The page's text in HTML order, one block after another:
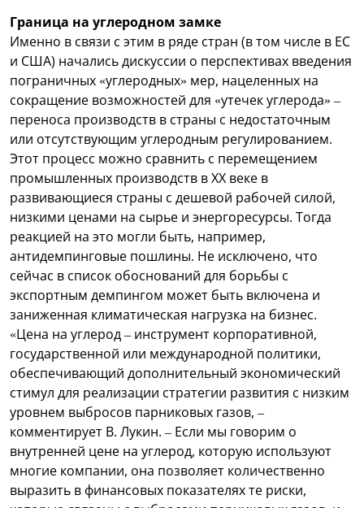
Граница на углеродном замке
Именно в связи с этим в ряде стран (в том числе в ЕС
и США) начались дискуссии о перспективах введения
пограничных «углеродных» мер, нацеленных на
сокращение возможностей для «утечек углерода» –
переноса производств в страны с недостаточным
или отсутствующим углеродным регулированием.
Этот процесс можно сравнить с перемещением
промышленных производств в XX веке в
развивающиеся страны с дешевой рабочей силой,
низкими ценами на сырье и энергоресурсы. Тогда
реакцией на это могли быть, например,
антидемпинговые пошлины. Не исключено, что
сейчас в список обоснований для борьбы с
экспортным демпингом может быть включена и
заниженная климатическая нагрузка на бизнес.
«Цена на углерод – инструмент корпоративной,
государственной или международной политики,
обеспечивающий дополнительный экономический
стимул для реализации стратегии развития с низким
уровнем выбросов парниковых газов, –
комментирует В. Лукин. – Если мы говорим о
внутренней цене на углерод, которую используют
многие компании, она позволяет количественно
выразить в финансовых показателях те риски,